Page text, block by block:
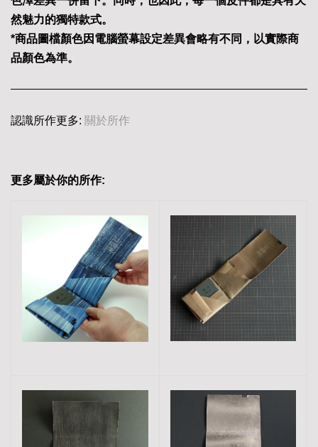
然魅力的獨特款式。
*商品圖檔顏色因電腦螢幕設定差異會略有不同，以實際商
品顏色為準。
認識所作更多: 關於所作
更多屬於你的所作: